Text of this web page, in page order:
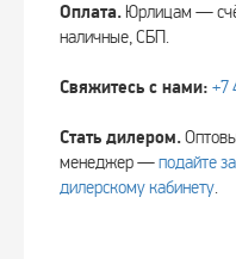
Оплата. Юрлицам —
наличные, СБП.
Свяжитесь с нами: +7
Стать дилером.
менеджер —подайте
дилерскому кабинету.